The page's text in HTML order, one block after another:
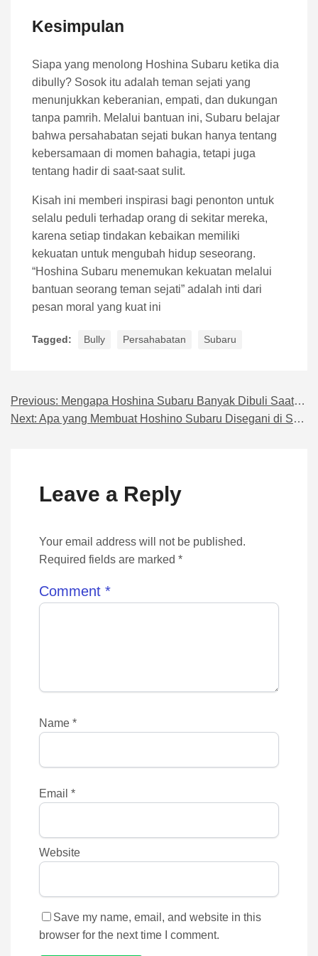
Kesimpulan
Siapa yang menolong Hoshina Subaru ketika dia
dibully? Sosok itu adalah teman sejati yang
menunjukkan keberanian, empati, dan dukungan
tanpa pamrih. Melalui bantuan ini, Subaru belajar
bahwa persahabatan sejati bukan hanya tentang
kebersamaan di momen bahagia, tetapi juga
tentang hadir di saat-saat sulit.
Kisah ini memberi inspirasi bagi penonton untuk
selalu peduli terhadap orang di sekitar mereka,
karena setiap tindakan kebaikan memiliki
kekuatan untuk mengubah hidup seseorang.
“Hoshina Subaru menemukan kekuatan melalui
bantuan seorang teman sejati” adalah inti dari
pesan moral yang kuat ini
Tagged: Bully Persahabatan Subaru
Navigasi pos
Previous: Mengapa Hoshina Subaru Banyak Dibuli Saat Masih Kecil: Fakta Mengejutkan
Next: Apa yang Membuat Hoshino Subaru Disegani di Sekolahnya?
Leave a Reply
Your email address will not be published.
Required fields are marked *
Comment *
Name *
Email *
Website
Save my name, email, and website in this
browser for the next time I comment.